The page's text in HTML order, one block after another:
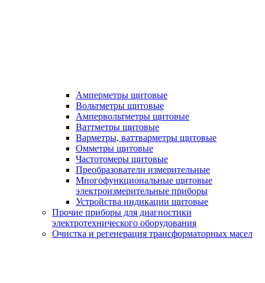
Амперметры щитовые
Вольтметры щитовые
Ампервольтметры щитовые
Ваттметры щитовые
Варметры, ваттварметры щитовые
Омметры щитовые
Частотомеры щитовые
Преобразователи измерительные
Многофункциональные щитовые
электроизмерительные приборы
Устройства индикации щитовые
Прочие приборы для диагностики
электротехнического оборудования
Очистка и регенерация трансформаторных масел